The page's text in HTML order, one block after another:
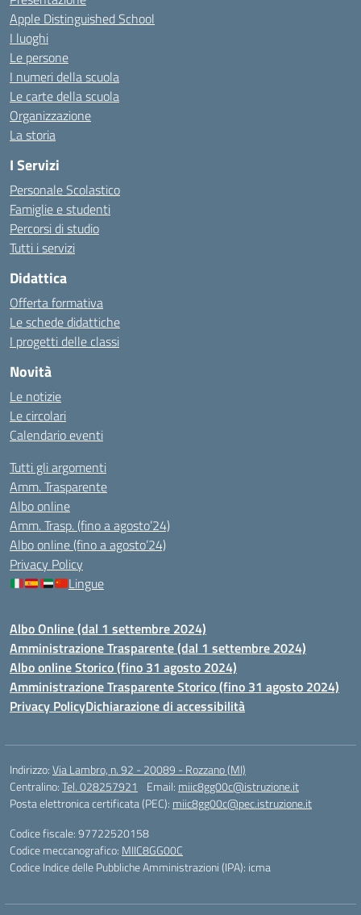
Apple Distinguished School
I luoghi
Le persone
I numeri della scuola
Le carte della scuola
Organizzazione
La storia
I Servizi
Personale Scolastico
Famiglie e studenti
Percorsi di studio
Tutti i servizi
Didattica
Offerta formativa
Le schede didattiche
I progetti delle classi
Novità
Le notizie
Le circolari
Calendario eventi
Tutti gli argomenti
Amm. Trasparente
Albo online
Amm. Trasp. (fino a agosto’24)
Albo online (fino a agosto’24)
Privacy Policy
Lingue
Albo Online (dal 1 settembre 2024)
Amministrazione Trasparente (dal 1 settembre 2024)
Albo online Storico (fino 31 agosto 2024)
Amministrazione Trasparente Storico (fino 31 agosto 2024)
Privacy PolicyDichiarazione di accessibilità
Indirizzo:Via Lambro, n. 92 - 20089 - Rozzano (MI)
Centralino:Tel. 028257921 Email: miic8gg00c@istruzione.it
Posta elettronica certificata (PEC): miic8gg00c@pec.istruzione.it
Codice fiscale: 97722520158
Codice meccanografico: MIIC8GG00C
Codice Indice delle Pubbliche Amministrazioni (IPA): icma